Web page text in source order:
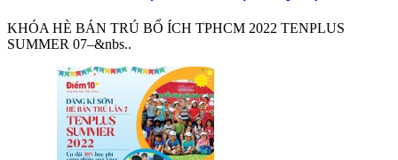
KHÓA HÈ BÁN TRÚ BỔ ÍCH TPHCM 2022 TENPLUS
SUMMER 07–&nbs..